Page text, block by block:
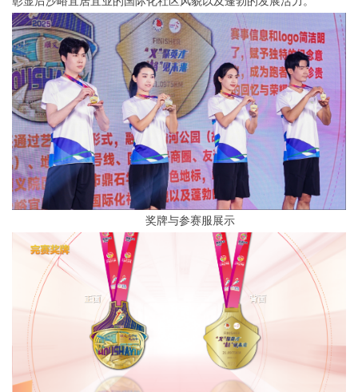
奖牌与参赛服展示